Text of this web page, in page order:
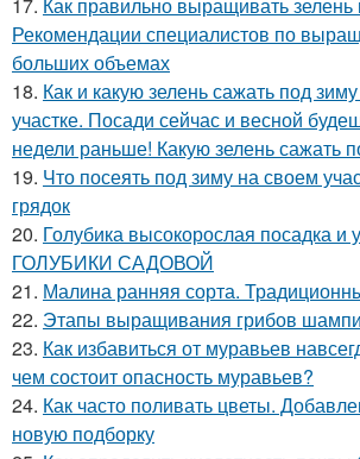
Рекомендации специалистов по
больших объемах
18. Как и какую зелень сажать под
участке. Посади сейчас и весной
недели раньше! Какую зелень сажать
19. Что посеять под зиму на своем
грядок
20. Голубика высокорослая посадка
ГОЛУБИКИ САДОВОЙ
21. Малина ранняя сорта.
22. Этапы выращивания грибов
23. Как избавиться от муравьев
чем состоит опасность муравьев?
24. Как часто поливать цветы.
новую подборку